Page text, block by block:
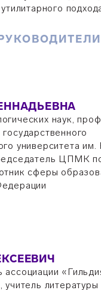
наук,
университета
ЦПМК
сферы
ассоциации
учитель